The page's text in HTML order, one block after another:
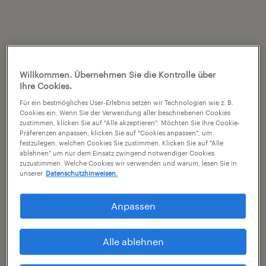
Willkommen. Übernehmen Sie die Kontrolle über
Ihre Cookies.
Für ein bestmögliches User-Erlebnis setzen wir Technologien wie z. B.
Cookies ein. Wenn Sie der Verwendung aller beschriebenen Cookies
zustimmen, klicken Sie auf "Alle akzeptieren". Möchten Sie Ihre Cookie-
Präferenzen anpassen, klicken Sie auf "Cookies anpassen", um
festzulegen, welchen Cookies Sie zustimmen. Klicken Sie auf "Alle
ablehnen" um nur dem Einsatz zwingend notwendiger Cookies
zuzustimmen. Welche Cookies wir verwenden und warum, lesen Sie in
unserer Datenschutzhinweisen.
Anpassen
Alle ablehnen